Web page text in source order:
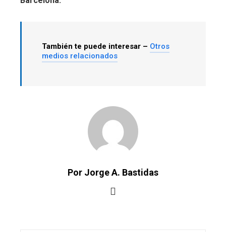
También te puede interesar – Otros
medios relacionados
Por Jorge A. Bastidas